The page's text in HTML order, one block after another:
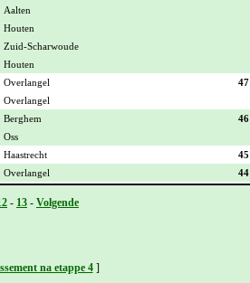
Aalten
Houten
Zuid-Scharwoude
Houten
Overlangel
47
Overlangel
Berghem
46
Oss
Haastrecht
45
Overlangel 44
- 13 - Volgende
na etappe 4]